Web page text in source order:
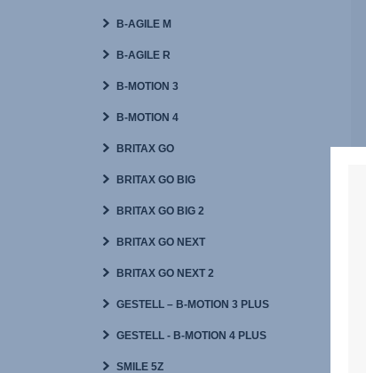
B-AGILE M
B-AGILE R
B-MOTION 3
B-MOTION 4
BRITAX GO
BRITAX GO BIG
BRITAX GO BIG 2
BRITAX GO NEXT
BRITAX GO NEXT 2
GESTELL – B-MOTION 3 PLUS
GESTELL - B-MOTION 4 PLUS
SMILE 5Z